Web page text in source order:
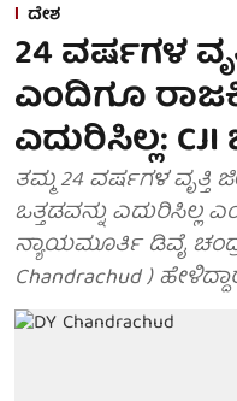
ದೇಶ
24 ವರ್ಷಗಳ
ಎಂದಿಗೂ
ಎದುರಿಸಿಲ್ಲ:
ತಮ್ಮ 24 ವರ್ಷಗಳ
ಒತ್ತಡವನ್ನು ಎದುರಿಸಿಲ್ಲ
ನ್ಯಾಯಮೂರ್ತಿ ಡಿವೈ
Chandrachud )